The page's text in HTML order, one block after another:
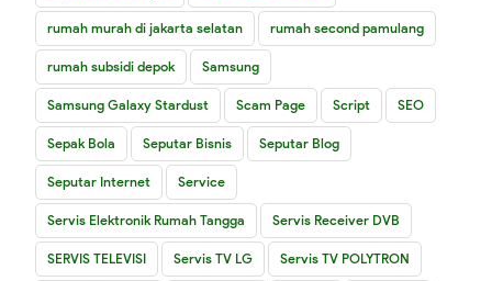
rumah murah di jakarta selatan rumah second pamulang
rumah subsidi depok Samsung
Samsung Galaxy Stardust Scam Page Script SEO
Sepak Bola Seputar Bisnis Seputar Blog
Seputar Internet Service
Servis Elektronik Rumah Tangga Servis Receiver DVB
SERVIS TELEVISI Servis TV LG Servis TV POLYTRON